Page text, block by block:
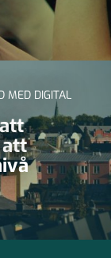
MED DIGITAL